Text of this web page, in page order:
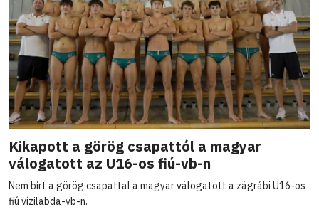
Kikapott a görög csapattól a magyar
válogatott az U16-os fiú-vb-n
Nem bírt a görög csapattal a magyar válogatott a zágrábi U16-os
fiú vízilabda-vb-n.